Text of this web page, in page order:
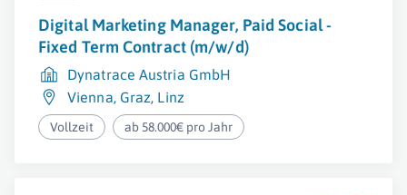
Digital Marketing Manager, Paid Social -
Fixed Term Contract (m/w/d)
Dynatrace Austria GmbH
Vienna, Graz, Linz
Vollzeit ab 58.000€ pro Jahr